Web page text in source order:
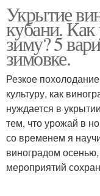
Укрытие
кубани. Как
зиму? 5
зимовке.
Резкое
культуру, как
нуждается в
тем, что урожай в
со временем я
виноградом
мероприятий